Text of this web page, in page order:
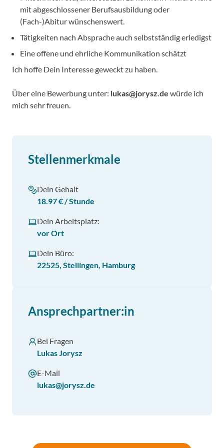
mit abgeschlossener Berufsausbildung oder
(Fach-)Abitur wünschenswert.
Tätigkeiten nach Absprache auch selbstständig erledigst
Eine offene und ehrliche Kommunikation schätzt
Ich hoffe Dein Interesse geweckt zu haben.
Über eine Bewerbung unter: lukas@jorysz.de würde ich
mich sehr freuen.
Stellenmerkmale
Dein Gehalt
18.97 € / Stunde
Dein Arbeitsplatz:
vor Ort
Dein Büro:
22525, Stellingen, Hamburg
Ansprechpartner:in
Bei Fragen
Lukas Jorysz
E-Mail
lukas@jorysz.de